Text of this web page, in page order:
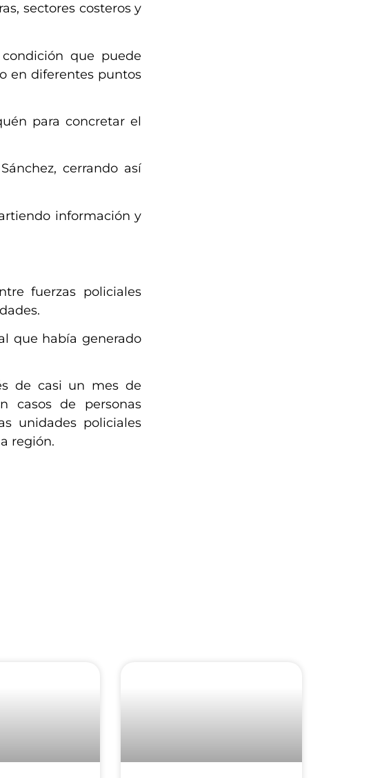
sectores costeros y
que puede
en diferentes puntos
para concretar el
cerrando así
información y
fuerzas policiales
que había generado
de casi un mes de
casos de personas
unidades policiales
región.